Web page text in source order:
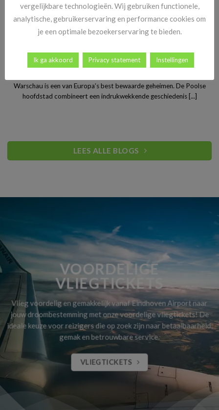
Stedentrip Warschau: ontdek de verrassende charme van
Polen’s bruisende hoofdstad
Warschau is een van Europa’s best bewaarde geheimen. De Poolse
hoofdstad combineert een indrukwekkende geschiedenis [...]
LEES ALLE BLOGS
VOORDELIGE
VLIEGTICKETS
Vlieg voordelig en gemakkelijk vanaf Eindhoven Airport naar
jouw droombestemming met onze voordelige vliegtickets! De
ideale keuze voor reizigers die op zoek zijn naar betaalbaarheid,
gemak en betrouwbare service.
VLIEGTICKETS
vergelijkbare technologieën. Wij gebruiken functionele,
analytische, gebruikerservaring en performance cookies om
je een optimale bezoekerservaring te bieden.
Ik ga akkoord Privacy statement Instellingen